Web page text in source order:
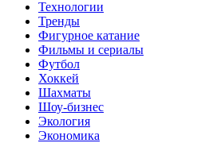
Технологии
Тренды
Фигурное катание
Фильмы и сериалы
Футбол
Хоккей
Шахматы
Шоу-бизнес
Экология
Экономика